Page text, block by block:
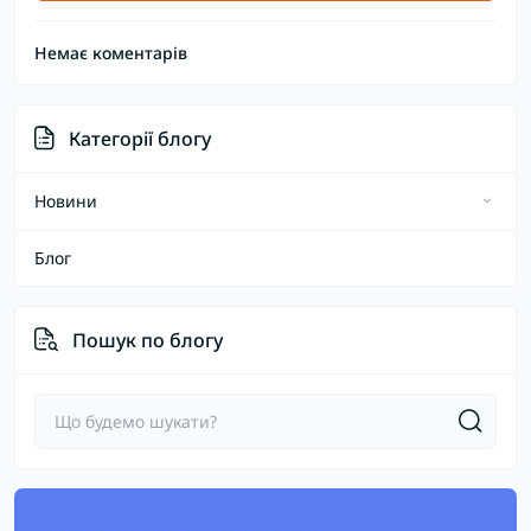
Немає коментарів
Категорії блогу
Новини
Підкатегорія
Підкатегорія 2
Блог
Пошук по блогу